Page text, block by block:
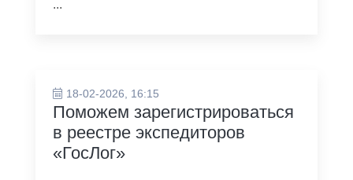
...
18-02-2026, 16:15
Поможем зарегистрироваться
в реестре экспедиторов
«ГосЛог»